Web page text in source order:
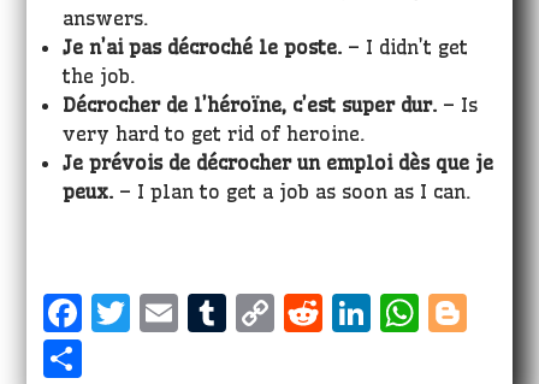
answers.
Je n’ai pas décroché le poste. – I didn’t get
the job.
Décrocher de l’héroïne, c’est super dur. – Is
very hard to get rid of heroine.
Je prévois de décrocher un emploi dès que je
peux. – I plan to get a job as soon as I can.
F
T
E
T
C
R
Li W